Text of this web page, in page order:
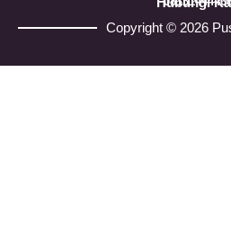
Copyright © 2026